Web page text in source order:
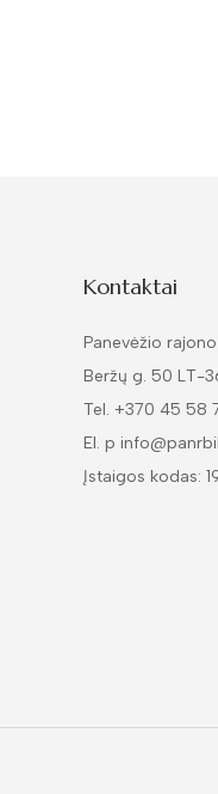
Kontaktai
Panevėžio
Beržų g. 50 LT-
Tel. +370 45 58
El. p
Įstaigos kodas: